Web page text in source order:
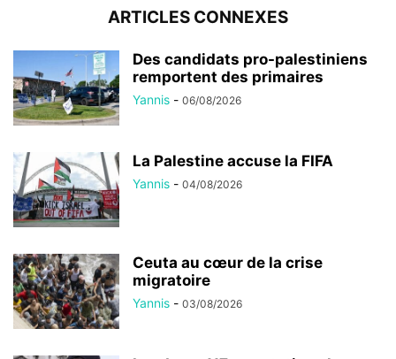
ARTICLES CONNEXES
Des candidats pro-palestiniens
remportent des primaires
Yannis - 06/08/2026
La Palestine accuse la FIFA
Yannis - 04/08/2026
Ceuta au cœur de la crise
migratoire
Yannis - 03/08/2026